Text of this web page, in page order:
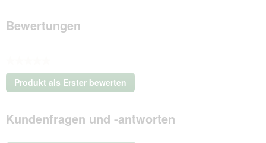
Bewertungen
Kein
Beurteilungswert
Produkt als Erster bewerten
.
dieser
Aktion
Kundenfragen und -antworten